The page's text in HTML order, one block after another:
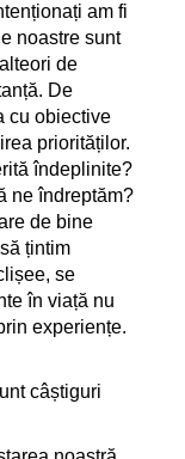
am fi
noastre sunt
de
De
cu obiective
priorităților.
îndeplinite?
ne îndreptăm?
de bine
țintim
se
în viață nu
experiențe.
câștiguri